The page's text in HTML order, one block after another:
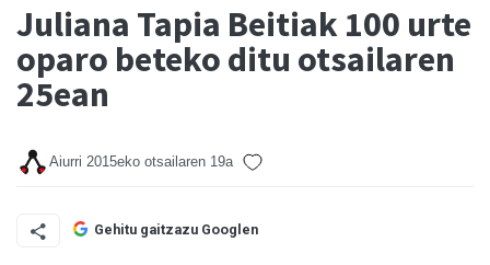
Juliana Tapia Beitiak 100 urte
oparo beteko ditu otsailaren
25ean
Aiurri 2015eko otsailaren 19a
Gehitu gaitzazu Googlen